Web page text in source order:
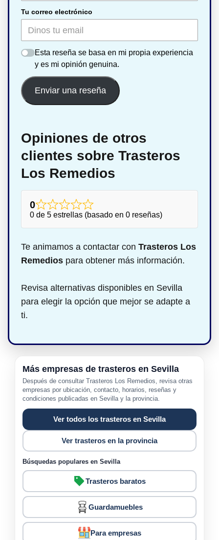
Tu correo electrónico
Esta reseña se basa en mi propia experiencia
y es mi opinión genuina.
Enviar una reseña
Opiniones de otros
clientes sobre Trasteros
Los Remedios
0
0 de 5 estrellas (basado en 0 reseñas)
Te animamos a contactar con Trasteros Los
Remedios para obtener más información.
Revisa alternativas disponibles en Sevilla
para elegir la opción que mejor se adapte a
ti.
Más empresas de trasteros en Sevilla
Después de consultar Trasteros Los Remedios, revisa otras
empresas por ubicación, contacto, horarios, reseñas y
condiciones publicadas en Sevilla y la provincia.
Ver todos los trasteros en Sevilla
Ver trasteros en la provincia
Búsquedas populares en Sevilla
Trasteros baratos
Guardamuebles
Para empresas